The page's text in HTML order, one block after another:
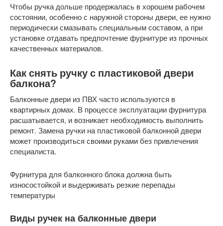
Чтобы ручка дольше продержалась в хорошем рабочем
состоянии, особенно с наружной стороны двери, ее нужно
периодически смазывать специальным составом, а при
установке отдавать предпочтение фурнитуре из прочных
качественных материалов.
Как снять ручку с пластиковой двери
балкона?
Балконные двери из ПВХ часто используются в
квартирных домах. В процессе эксплуатации фурнитура
расшатывается, и возникает необходимость выполнить
ремонт. Замена ручки на пластиковой балконной двери
может производиться своими руками без привлечения
специалиста.
Фурнитура для балконного блока должна быть
износостойкой и выдерживать резкие перепады
температуры
Виды ручек на балконные двери